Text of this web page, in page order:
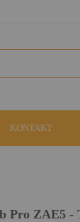
KONTAKT
Pro ZAE5 -